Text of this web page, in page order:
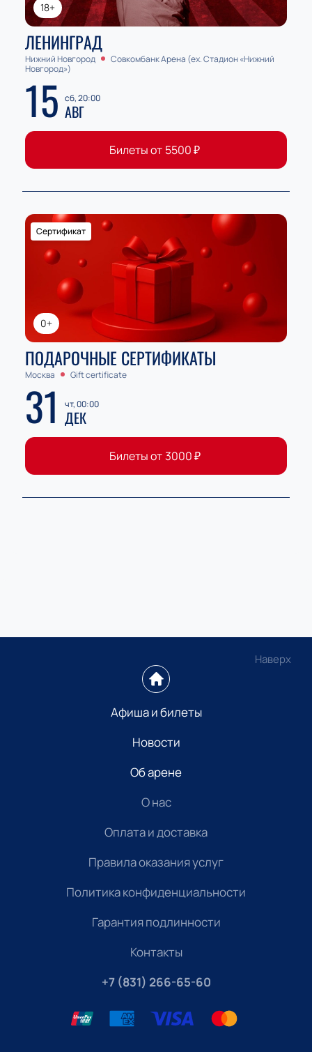
18+
ЛЕНИНГРАД
Нижний Новгород
Совкомбанк Арена (ex. Стадион «Нижний
Новгород»)
15 сб, 20:00
АВГ
Билеты от 5500₽
0+
Сертификат
ПОДАРОЧНЫЕ СЕРТИФИКАТЫ
Москва Gift certificate
31 чт, 00:00
ДЕК
Билеты от 3000₽
Наверх
Афиша и билеты
Новости
Об арене
О нас
Оплата и доставка
Правила оказания услуг
Политика конфиденциальности
Гарантия подлинности
Контакты
+7 (831) 266-65-60